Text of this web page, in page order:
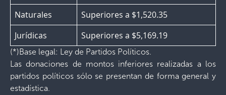
Naturales
Superiores a $1,520.35
Jurídicas
Superiores a $5,169.19
(*)Base legal: Ley de Partidos Políticos.
Las donaciones de montos inferiores realizadas a los
partidos políticos sólo se presentan de forma general y
estadística.